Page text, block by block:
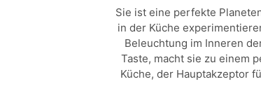
Sie ist eine perfekte
in der Küche
Beleuchtung im Inneren
Taste, macht sie zu einem
Küche, der Hauptakzeptor